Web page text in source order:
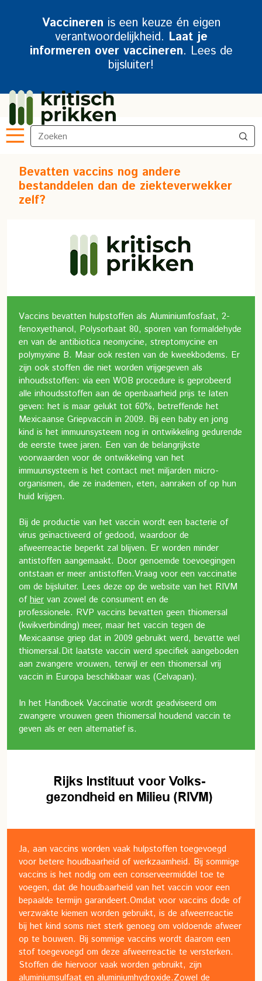
Vaccineren is een keuze én eigen
verantwoordelijkheid. Laat je
informeren over vaccineren. Lees de
bijsluiter!
Bevatten vaccins nog andere
bestanddelen dan de ziekteverwekker
zelf?
Vaccins bevatten hulpstoffen als Aluminiumfosfaat, 2-
fenoxyethanol, Polysorbaat 80, sporen van formaldehyde
en van de antibiotica neomycine, streptomycine en
polymyxine B. Maar ook resten van de kweekbodems. Er
zijn ook stoffen die niet worden vrijgegeven als
inhoudsstoffen: via een WOB procedure is geprobeerd
alle inhoudsstoffen aan de openbaarheid prijs te laten
geven: het is maar gelukt tot 60%, betreffende het
Mexicaanse Griepvaccin in 2009. Bij een baby en jong
kind is het immuunsysteem nog in ontwikkeling gedurende
de eerste twee jaren. Een van de belangrijkste
voorwaarden voor de ontwikkeling van het
immuunsysteem is het contact met miljarden micro-
organismen, die ze inademen, eten, aanraken of op hun
huid krijgen.
Bij de productie van het vaccin wordt een bacterie of
virus geïnactiveerd of gedood, waardoor de
afweerreactie beperkt zal blijven. Er worden minder
antistoffen aangemaakt. Door genoemde toevoegingen
ontstaan er meer antistoffen.Vraag voor een vaccinatie
om de bijsluiter. Lees deze op de website van het RIVM
ofhier van zowel de consument en de
professionele. RVP vaccins bevatten geen thiomersal
(kwikverbinding) meer, maar het vaccin tegen de
Mexicaanse griep dat in 2009 gebruikt werd, bevatte wel
thiomersal.Dit laatste vaccin werd specifiek aangeboden
aan zwangere vrouwen, terwijl er een thiomersal vrij
vaccin in Europa beschikbaar was (Celvapan).
In het Handboek Vaccinatie wordt geadviseerd om
zwangere vrouwen geen thiomersal houdend vaccin te
geven als er een alternatief is.
Ja, aan vaccins worden vaak hulpstoffen toegevoegd
voor betere houdbaarheid of werkzaamheid. Bij sommige
vaccins is het nodig om een conserveermiddel toe te
voegen, dat de houdbaarheid van het vaccin voor een
bepaalde termijn garandeert.Omdat voor vaccins dode of
verzwakte kiemen worden gebruikt, is de afweerreactie
bij het kind soms niet sterk genoeg om voldoende afweer
op te bouwen. Bij sommige vaccins wordt daarom een
stof toegevoegd om deze afweerreactie te versterken.
Stoffen die hiervoor vaak worden gebruikt, zijn
aluminiumsulfaat en aluminiumhydroxide.Zowel de